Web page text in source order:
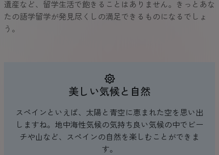
遺産など、留学生活で飽きることはありません。きっとあな
たの語学留学が発見尽くしの満足できるものになるでしょ
う。
美しい気候と自然
スペインといえば、太陽と青空に恵まれた空を思い出
しますね。地中海性気候の気持ち良い気候の中でビー
チや山など、スペインの自然を楽しむことができま
す。